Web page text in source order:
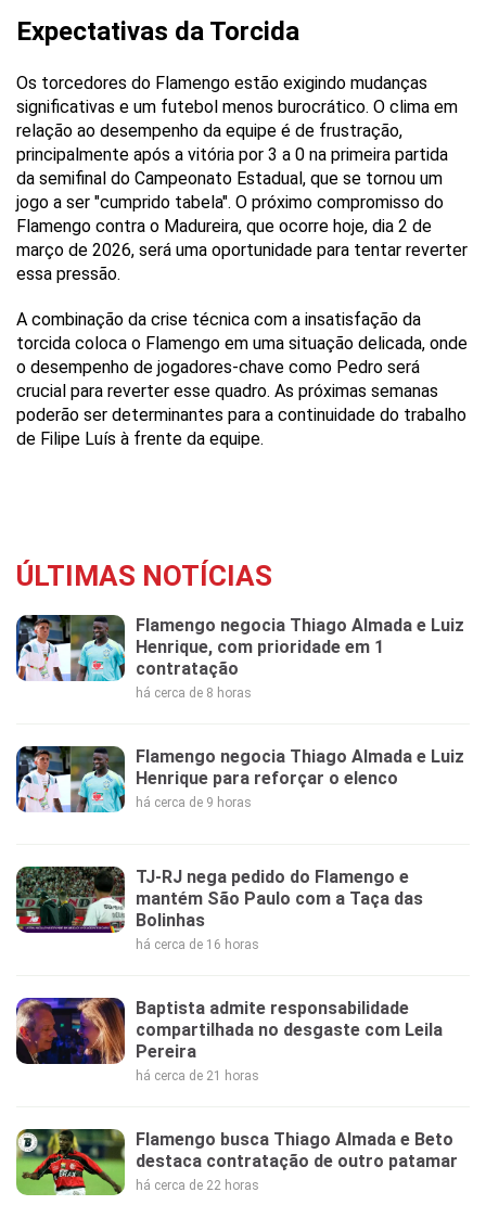
Expectativas da Torcida
Os torcedores do Flamengo estão exigindo mudanças
significativas e um futebol menos burocrático. O clima em
relação ao desempenho da equipe é de frustração,
principalmente após a vitória por 3 a 0 na primeira partida
da semifinal do Campeonato Estadual, que se tornou um
jogo a ser "cumprido tabela". O próximo compromisso do
Flamengo contra o Madureira, que ocorre hoje, dia 2 de
março de 2026, será uma oportunidade para tentar reverter
essa pressão.
A combinação da crise técnica com a insatisfação da
torcida coloca o Flamengo em uma situação delicada, onde
o desempenho de jogadores-chave como Pedro será
crucial para reverter esse quadro. As próximas semanas
poderão ser determinantes para a continuidade do trabalho
de Filipe Luís à frente da equipe.
ÚLTIMAS NOTÍCIAS
Flamengo negocia Thiago Almada e Luiz
Henrique, com prioridade em 1
contratação
há cerca de 8 horas
Flamengo negocia Thiago Almada e Luiz
Henrique para reforçar o elenco
há cerca de 9 horas
TJ-RJ nega pedido do Flamengo e
mantém São Paulo com a Taça das
Bolinhas
há cerca de 16 horas
Baptista admite responsabilidade
compartilhada no desgaste com Leila
Pereira
há cerca de 21 horas
Flamengo busca Thiago Almada e Beto
destaca contratação de outro patamar
há cerca de 22 horas